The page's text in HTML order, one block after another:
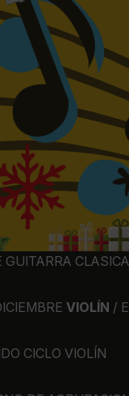
GUITARRA CLASICA
VIOLÍN /
CICLO VIOLÍN